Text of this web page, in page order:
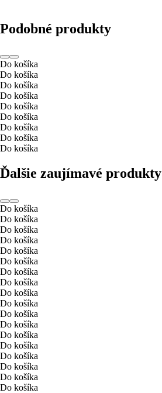
Podobné produkty
Do košíka
Do košíka
Do košíka
Do košíka
Do košíka
Do košíka
Do košíka
Do košíka
Do košíka
Ďalšie zaujímavé produkty
Do košíka
Do košíka
Do košíka
Do košíka
Do košíka
Do košíka
Do košíka
Do košíka
Do košíka
Do košíka
Do košíka
Do košíka
Do košíka
Do košíka
Do košíka
Do košíka
Do košíka
Do košíka